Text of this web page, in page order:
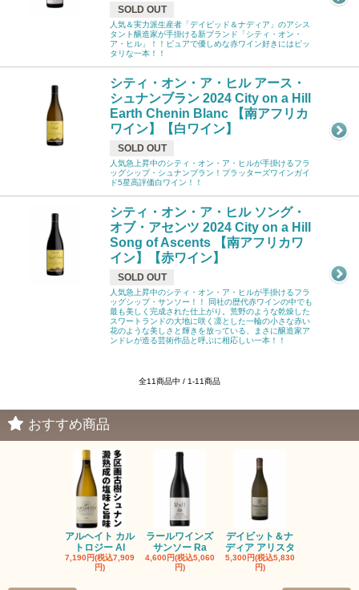
SOLD OUT
人気＆実力派生産者「デイビッド＆ナディア」のアシス
タント醸造家が手掛ける新ブランド「シティ・オン・
ア・ヒル」！！ピュアで優しめな赤ワイン好きにはピッ
タリな一本！！
シティ・オン・ア・ヒル アース・
シュナンブラン 2024 City on a Hill
Earth Chenin Blanc 【南アフリカ
ワイン】【白ワイン】
SOLD OUT
人気急上昇中のシティ・オン・ア・ヒルが手掛けるフラ
ッグシップ・シュナンブラン！プラッターズワインガイ
ド5星高評価白ワイン！！
シティ・オン・ア・ヒル ソング・
オブ・アセンツ 2024 City on a Hill
Song of Ascents 【南アフリカワ
イン】【赤ワイン】
SOLD OUT
人気急上昇中のシティ・オン・ア・ヒルが手掛けるフラ
ッグシップ・サンソー！！ 同社の歴代赤ワインの中でも
最も美しく完成された仕上がり。荒野のような乾燥した
スワートランドの大地に咲く凛とした一輪の小さな赤い
花のような美しさと輝きを放っている、まさに醸造家ア
ンドレが造る芸術作品と呼ぶに相応しい一本！！
全11商品中 / 1-11商品
おすすめ商品
アルヘイト カル
トロジー Al
7,190円(税込7,909
円)
ラールワインズ
サンソー Ra
4,600円(税込5,060
円)
デイビット＆ナ
ディア アリスタ
5,300円(税込5,830
円)